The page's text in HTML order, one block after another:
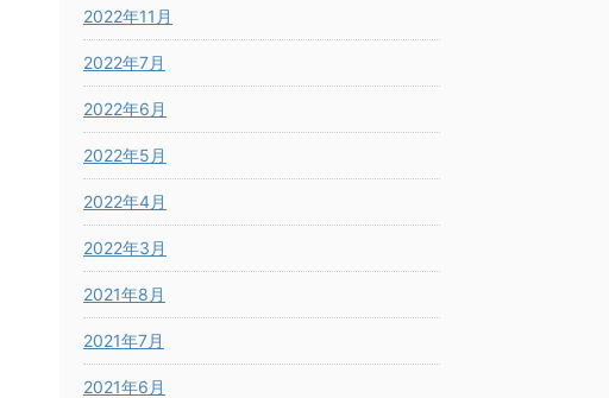
2022年11月
2022年7月
2022年6月
2022年5月
2022年4月
2022年3月
2021年8月
2021年7月
2021年6月